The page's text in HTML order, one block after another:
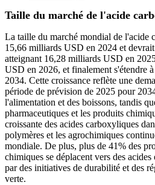
Taille du marché de l'acide
La taille du marché mondial de l'acide
15,66 milliards USD en 2024 et
atteignant 16,28 milliards USD en
USD en 2026, et finalement s'étendre
2034. Cette croissance reflète une
période de prévision de 2025 pour
l'alimentation et des boissons, tandis
pharmaceutiques et les produits
croissante des acides carboxyliques
polymères et les agrochimiques
mondiale. De plus, plus de 41% des
chimiques se déplacent vers des
par des initiatives de durabilité et des
verte.